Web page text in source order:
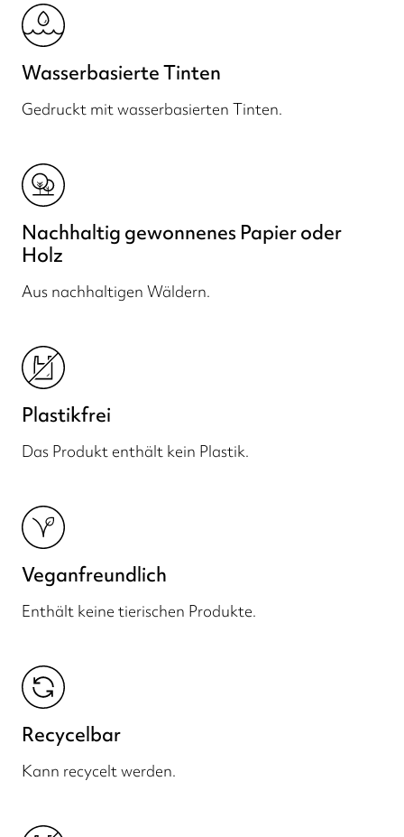
Wasserbasierte Tinten
Gedruckt mit wasserbasierten Tinten.
Nachhaltig gewonnenes Papier oder
Holz
Aus nachhaltigen Wäldern.
Plastikfrei
Das Produkt enthält kein Plastik.
Veganfreundlich
Enthält keine tierischen Produkte.
Recycelbar
Kann recycelt werden.